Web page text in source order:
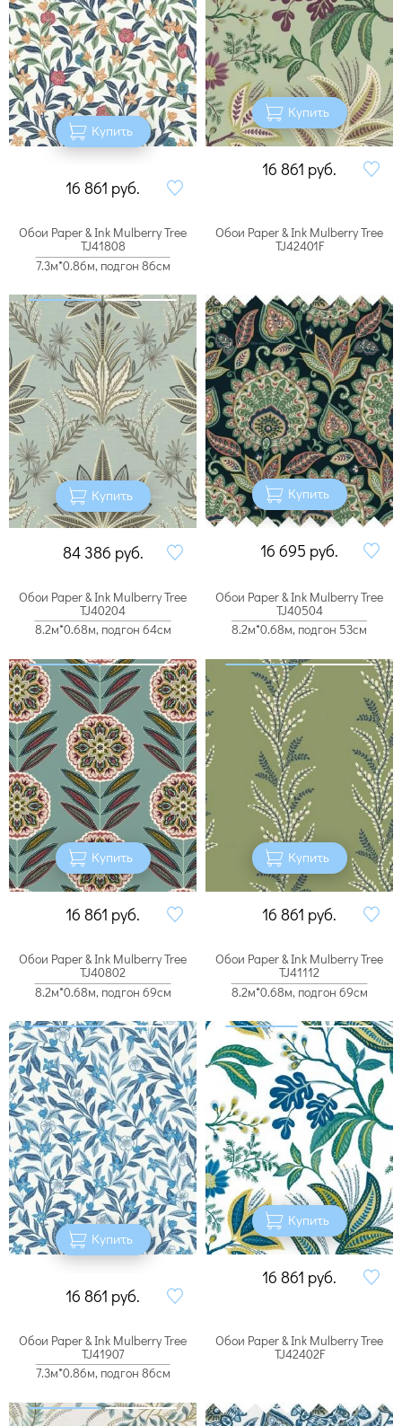
Купить
16 861 руб.
Купить
16 861 руб.
Обои Paper & Ink Mulberry Tree
TJ41808
7.3м*0.86м, подгон 86см
Купить
84 386 руб.
Обои Paper & Ink Mulberry Tree
TJ42401F
Купить
16 695 руб.
Обои Paper & Ink Mulberry Tree
TJ40204
8.2м*0.68м, подгон 64см
Купить
16 861 руб.
Обои Paper & Ink Mulberry Tree
TJ40504
8.2м*0.68м, подгон 53см
Купить
16 861 руб.
Обои Paper & Ink Mulberry Tree
TJ40802
8.2м*0.68м, подгон 69см
Купить
16 861 руб.
Обои Paper & Ink Mulberry Tree
TJ41112
8.2м*0.68м, подгон 69см
Купить
16 861 руб.
Обои Paper & Ink Mulberry Tree
TJ41907
7.3м*0.86м, подгон 86см
Обои Paper & Ink Mulberry Tree
TJ42402F